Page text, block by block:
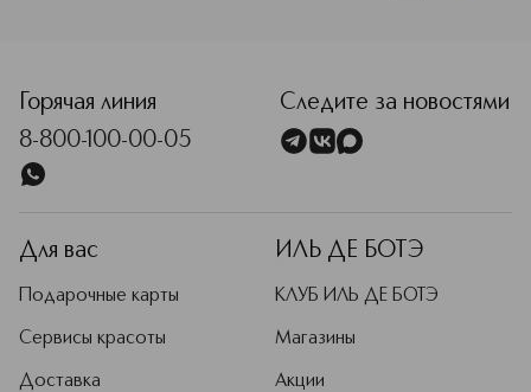
Горячая линия
8-800-100-00-05
Следите за новостями
Для вас
Подарочные карты
Сервисы красоты
Доставка
ИЛЬ ДЕ БОТЭ
КЛУБ ИЛЬ ДЕ БОТЭ
Магазины
Акции